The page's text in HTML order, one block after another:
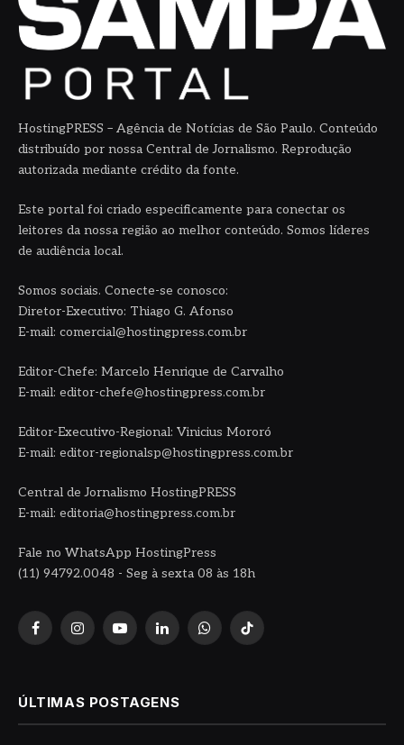
HostingPRESS – Agência de Notícias de São Paulo. Conteúdo
distribuído por nossa Central de Jornalismo. Reprodução
autorizada mediante crédito da fonte.
Este portal foi criado especificamente para conectar os
leitores da nossa região ao melhor conteúdo. Somos líderes
de audiência local.
Somos sociais. Conecte-se conosco:
Diretor-Executivo: Thiago G. Afonso
E-mail: comercial@hostingpress.com.br
Editor-Chefe: Marcelo Henrique de Carvalho
E-mail: editor-chefe@hostingpress.com.br
Editor-Executivo-Regional: Vinicius Mororó
E-mail: editor-regionalsp@hostingpress.com.br
Central de Jornalismo HostingPRESS
E-mail: editoria@hostingpress.com.br
Fale no WhatsApp HostingPress
(11) 94792.0048 - Seg à sexta 08 às 18h
FacebookInstagramYouTubeLinkedInWhatsAppTikTok
ÚLTIMAS POSTAGENS